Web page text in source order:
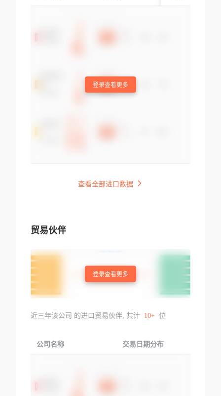
登录查看更多
查看全部进口数据
贸易伙伴
登录查看更多
近三年该公司 的进口贸易伙伴, 共计 10+ 位
公司名称 交易日期分布